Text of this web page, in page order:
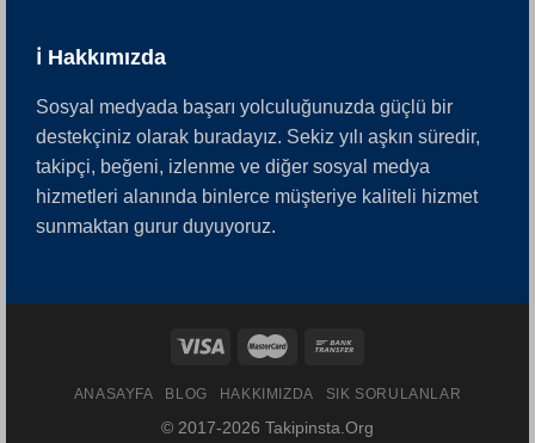
ℹ️ Hakkımızda
Sosyal medyada başarı yolculuğunuzda güçlü bir
destekçiniz olarak buradayız. Sekiz yılı aşkın süredir,
takipçi, beğeni, izlenme ve diğer sosyal medya
hizmetleri alanında binlerce müşteriye kaliteli hizmet
sunmaktan gurur duyuyoruz.
ANASAYFA BLOG HAKKIMIZDA SIK SORULANLAR
© 2017-2026 Takipinsta.Org